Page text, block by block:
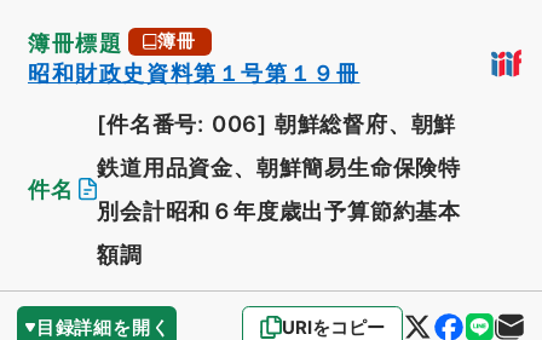
簿冊標題 簿冊
昭和財政史資料第１号第１９冊
件名
[件名番号: 006] 朝鮮総督府、朝鮮
鉄道用品資金、朝鮮簡易生命保険特
別会計昭和６年度歳出予算節約基本
額調
目録詳細を開く URIをコピー